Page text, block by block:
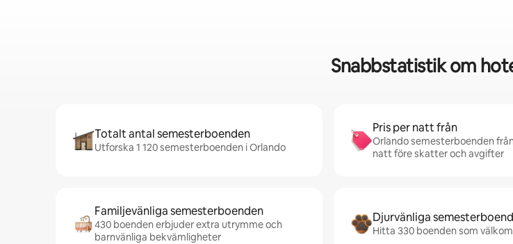
Snabbstatistik om
Totalt antal semesterboenden
Utforska 1 120 semesterboenden i Orlando
Pris per natt från
Orlando semesterboenden
natt före skatter och avgifter
Familjevänliga semesterboenden
430 boenden erbjuder extra utrymme och
barnvänliga bekvämligheter
Djurvänliga
Hitta 330 boenden som